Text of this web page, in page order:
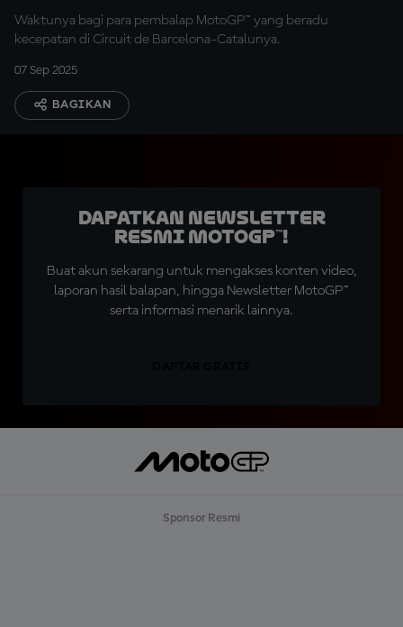
Waktunya bagi para pembalap MotoGP™ yang beradu
kecepatan di Circuit de Barcelona-Catalunya.
07 Sep 2025
BAGIKAN
Dapatkan Newsletter
Resmi MotoGP™!
Buat akun sekarang untuk mengakses konten video,
laporan hasil balapan, hingga Newsletter MotoGP™
serta informasi menarik lainnya.
Sponsor Resmi